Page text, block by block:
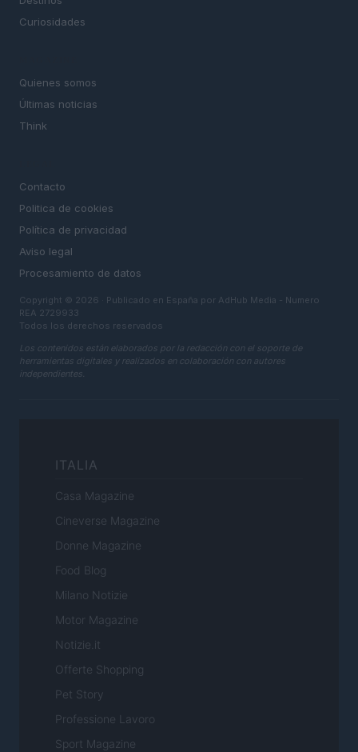
Curiosidades
Quienes somos
Últimas noticias
Think
Contacto
Politica de cookies
Política de privacidad
Aviso legal
Procesamiento de datos
Copyright © 2026 · Publicado en España por AdHub Media - Numero
REA 2729933
Todos los derechos reservados
Los contenidos están elaborados por la redacción con el soporte de
herramientas digitales y realizados en colaboración con autores
independientes.
ITALIA
Casa Magazine
Cineverse Magazine
Donne Magazine
Food Blog
Milano Notizie
Motor Magazine
Notizie.it
Offerte Shopping
Pet Story
Professione Lavoro
Sport Magazine